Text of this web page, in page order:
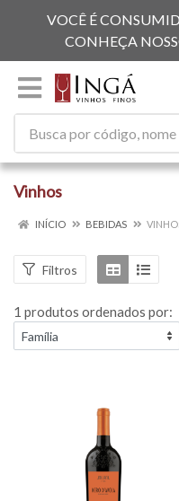
VOCÊ É
CONHEÇA
Vinhos
INÍCIO BEBIDAS
Filtros
1 produtos ordenados por: